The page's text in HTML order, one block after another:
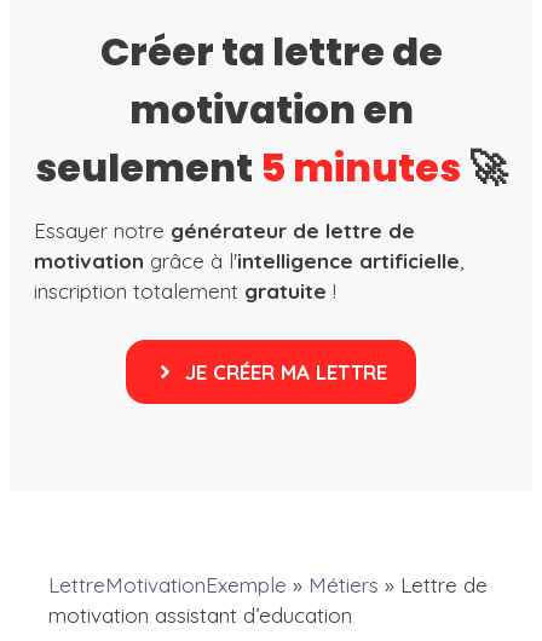
Créer ta lettre de
motivation en
seulement 5 minutes 🚀
Essayer notre générateur de lettre de
motivation grâce à l'intelligence artificielle
inscription totalement gratuite !
JE CRÉER MA LETTRE
LettreMotivationExemple » Métiers » Lettre de
motivation assistant d’education